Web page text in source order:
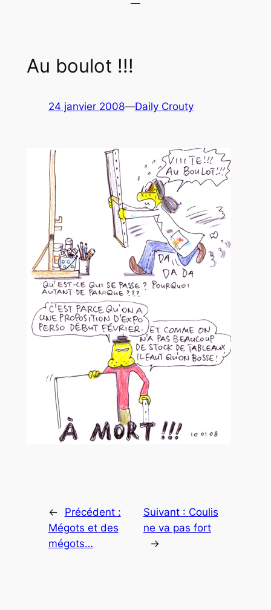
Au boulot !!!
24 janvier 2008—Daily Crouty
←
Précédent :
Mégots et des
mégots…
Suivant : Coulis
ne va pas fort
→